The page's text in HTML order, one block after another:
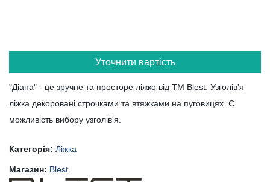
Уточнити вартість
"Діана" - це зручне та просторе ліжко від ТМ Blest. Узголів'я
ліжка декоровані строчками та втяжками на пуговицях. Є
можливість вибору узголів'я.
Категорія: Ліжка
Магазин: Blest